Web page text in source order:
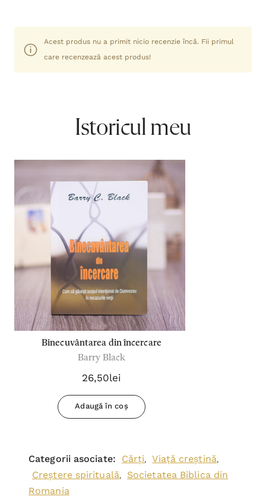
Acest produs nu a primit nicio recenzie încă. Fii primul
care recenzează acest produs!
Istoricul meu
Binecuvântarea din încercare
Barry Black
26,50lei
Adaugă în coș
Categorii asociate: Cărți, Viață creștină,
Creștere spirituală,
Societatea Biblica din
Romania